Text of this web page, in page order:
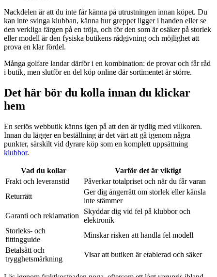
Nackdelen är att du inte får känna på utrustningen innan köpet. Du
kan inte svinga klubban, känna hur greppet ligger i handen eller se
den verkliga färgen på en tröja, och för den som är osäker på storlek
eller modell är den fysiska butikens rådgivning och möjlighet att
prova en klar fördel.
Många golfare landar därför i en kombination: de provar och får råd
i butik, men slutför en del köp online där sortimentet är större.
Det här bör du kolla innan du klickar
hem
En seriös webbutik känns igen på att den är tydlig med villkoren.
Innan du lägger en beställning är det värt att gå igenom några
punkter, särskilt vid dyrare köp som en komplett uppsättning
klubbor.
Vad du kollar
Varför det är viktigt
Frakt och leveranstid
Påverkar totalpriset och när du får varan
Returrätt
Ger dig ångerrätt om storlek eller känsla
inte stämmer
Garanti och reklamation
Skyddar dig vid fel på klubbor och
elektronik
Storleks- och
fittingguide
Minskar risken att handla fel modell
Betalsätt och
trygghetsmärkning
Visar att butiken är etablerad och säker